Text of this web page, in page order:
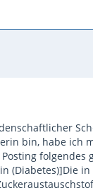
bin, habe ich
folgendes
(Diabetes)]Die